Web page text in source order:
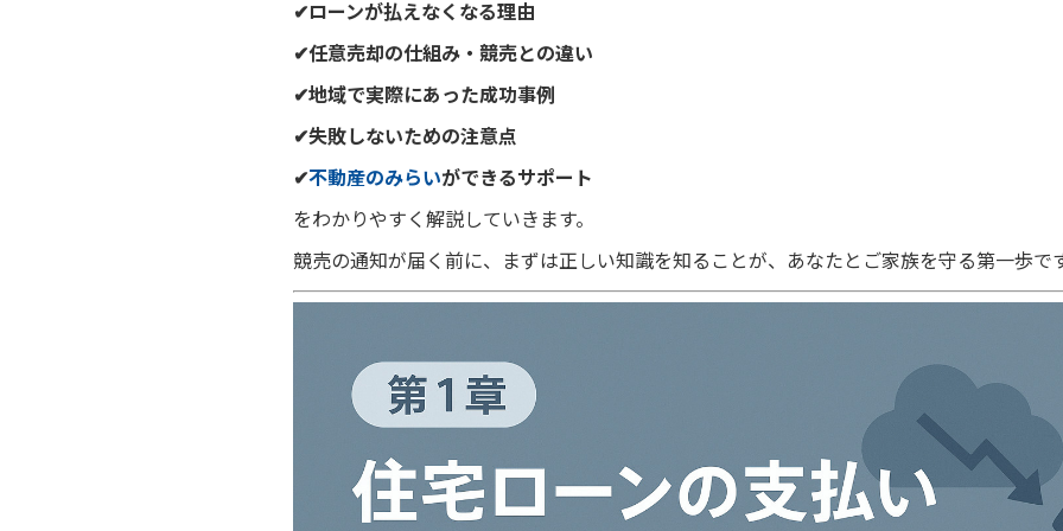
✔ローンが払えなくなる理由
✔任意売却の仕組み・競売との違い
✔地域で実際にあった成功事例
✔失敗しないための注意点
✔不動産のみらいができるサポート
をわかりやすく解説していきます。
競売の通知が届く前に、まずは正しい知識を知ることが、あなたとご家族を守る第一歩で